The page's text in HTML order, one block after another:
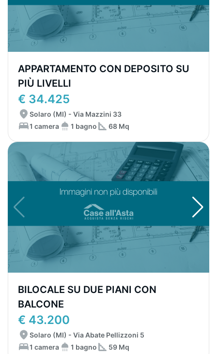
APPARTAMENTO CON DEPOSITO SU
PIÙ LIVELLI
€ 34.425
Solaro (MI) - Via Mazzini 33
1 camera
1 bagno 68 Mq
BILOCALE SU DUE PIANI CON
BALCONE
€ 43.200
Solaro (MI) - Via Abate Pellizzoni 5
1 camera
1 bagno 59 Mq